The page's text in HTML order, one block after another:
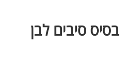
UV / LED PNB בסיס סיבים לבן